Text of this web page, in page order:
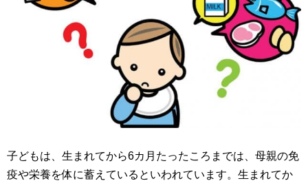
子どもは、生まれてから6カ月たったころまでは、母親の免
疫や栄養を体に蓄えているといわれています。生まれてか